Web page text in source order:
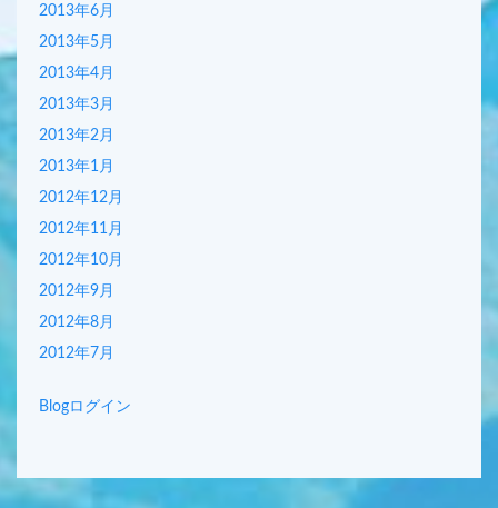
2013年6月
2013年5月
2013年4月
2013年3月
2013年2月
2013年1月
2012年12月
2012年11月
2012年10月
2012年9月
2012年8月
2012年7月
Blogログイン